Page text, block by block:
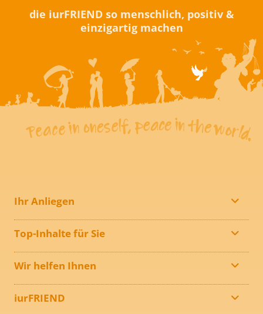
die iurFRIEND so menschlich, positiv &
einzigartig machen
Ihr Anliegen
Top-Inhalte für Sie
Wir helfen Ihnen
iurFRIEND